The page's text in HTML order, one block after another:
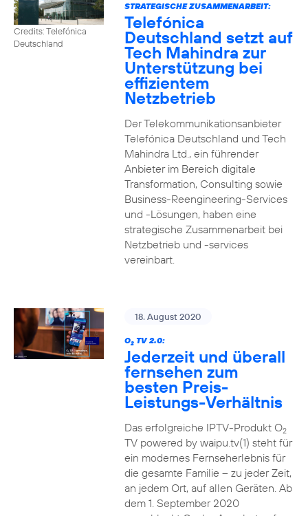
Credits: Telefónica
Deutschland
STRATEGISCHE ZUSAMMENARBEIT:
Telefónica
Deutschland setzt auf
Tech Mahindra zur
Unterstützung bei
effizientem
Netzbetrieb
Der Telekommunikationsanbieter
Telefónica Deutschland und Tech
Mahindra Ltd., ein führender
Anbieter im Bereich digitale
Transformation, Consulting sowie
Business-Reengineering-Services
und -Lösungen, haben eine
strategische Zusammenarbeit bei
Netzbetrieb und -services
vereinbart.
18. August 2020
O2TV 2.0:
Jederzeit und überall
fernsehen zum
besten Preis-
Leistungs-Verhältnis
Das erfolgreiche IPTV-Produkt O2
TV powered by waipu.tv(1) steht für
ein modernes Fernseherlebnis für
die gesamte Familie – zu jeder Zeit,
an jedem Ort, auf allen Geräten. Ab
dem 1. September 2020